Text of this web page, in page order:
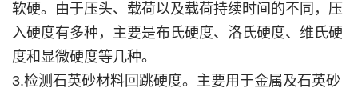
软硬。由于压头、载荷以及载荷持续时间的不同，压
入硬度有多种，主要是布氏硬度、洛氏硬度、维氏硬
度和显微硬度等几种。
3.检测石英砂材料回跳硬度。主要用于金属及石英砂